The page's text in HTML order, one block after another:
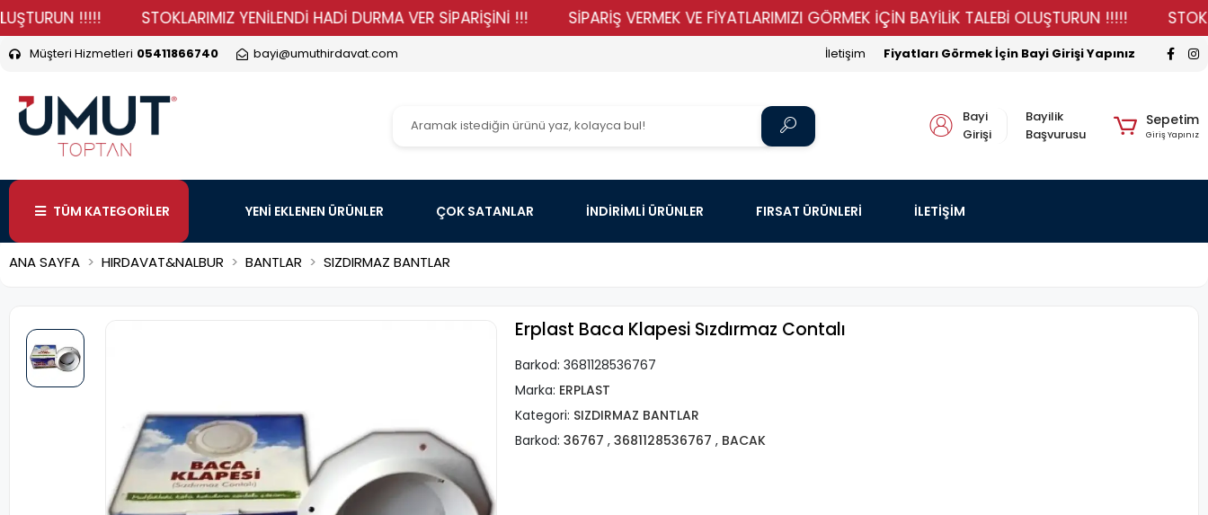
!!!!! STOKLARIMIZ YENİLENDİ HADİ DURMA VER SİPARİŞİNİ !!! SİPARİŞ VERMEK VE FİYATLARIMIZI GÖRMEK İÇİN BAYİLİK TALEBİ OLUŞTURUN !!!!!
Müşteri Hizmetleri 05411866740 bayi@umuthirdavat.com Fiyatları Görmek İçin Bayi Girişi Yapınız
İletişim
Bayi
Girişi
Bayilik
Başvurusu
Sepetim
Giriş Yapınız
TÜM KATEGORİLER YENİ EKLENEN ÜRÜNLER ÇOK SATANLAR İNDİRİMLİ ÜRÜNLER FIRSAT ÜRÜNLERİ İLETİŞİM
ANA SAYFA HIRDAVAT&NALBUR BANTLAR SIZDIRMAZ BANTLAR
Erplast Baca Klapesi Sızdırmaz Contalı
Barkod: 3681128536767
Marka: ERPLAST
Kategori: SIZDIRMAZ BANTLAR
Barkod: 36767 , 3681128536767 , BACAK